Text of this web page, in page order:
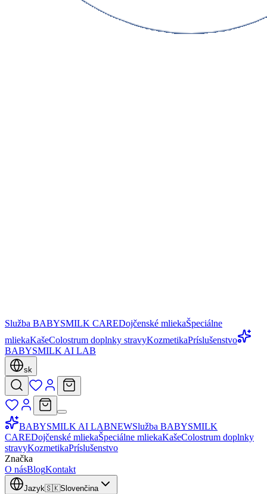
Služba BABYSMILK CAREDojčenské mliekaŠpeciálne
mliekaKašeColostrum doplnky stravyKozmetikaPríslušenstvo
BABYSMILK AI LAB
sk
BABYSMILK AI LABNEWSlužba BABYSMILK
CAREDojčenské mliekaŠpeciálne mliekaKašeColostrum doplnky
stravyKozmetikaPríslušenstvo
Značka
O násBlogKontakt
Jazyk🇸🇰Slovenčina